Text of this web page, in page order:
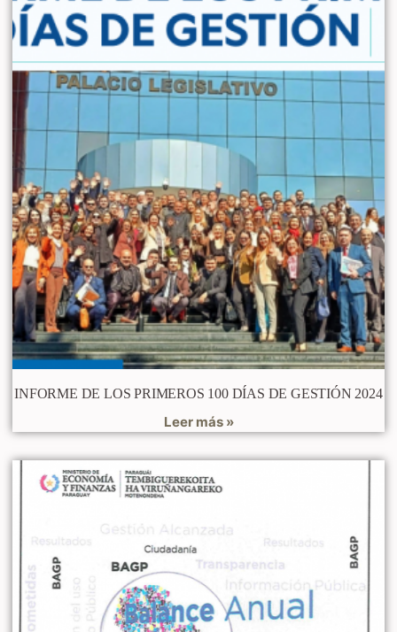
INFORME DE LOS PRIMEROS 100 DÍAS DE GESTIÓN 2024
Leer más »